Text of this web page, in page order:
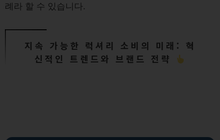
례라 할 수 있습니다.
지속 가능한 럭셔리 소비의 미래: 혁
신적인 트렌드와 브랜드 전략